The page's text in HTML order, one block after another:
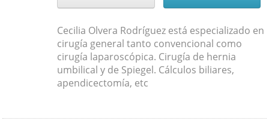
Cecilia Olvera Rodríguez está especializado en
cirugía general tanto convencional como
cirugía laparoscópica. Cirugía de hernia
umbilical y de Spiegel. Cálculos biliares,
apendicectomía, etc